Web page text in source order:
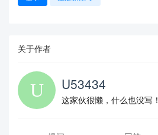
关于作者
U53434
这家伙很懒，什么也没写！